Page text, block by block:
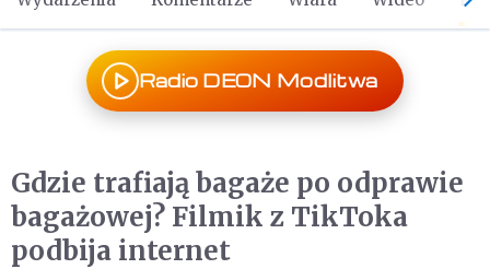
Radio DEON Modlitwa
Gdzie trafiają bagaże po odprawie
bagażowej? Filmik z TikToka
podbija internet